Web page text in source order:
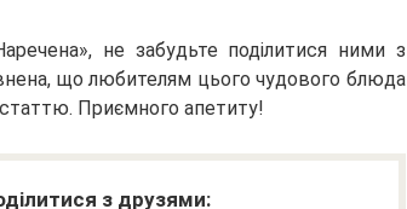
не забудьте поділитися ними з
що любителям цього чудового блюда
Приємного апетиту!
з друзями: